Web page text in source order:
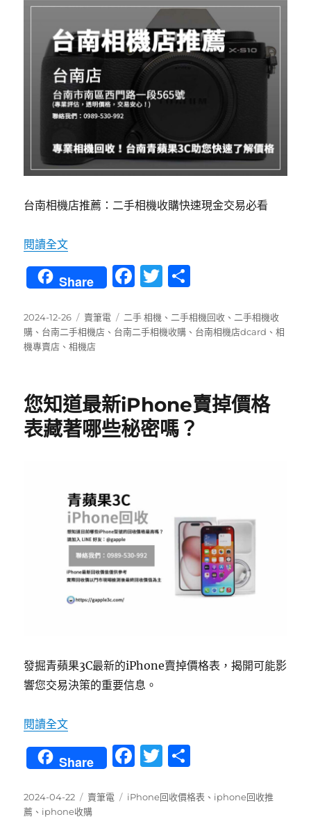
台南相機店推薦：二手相機收購快速現金交易必看
閱讀全文〈想了解台南二手相機價格？青蘋果3C的專業解
Share
F
c
e
o
k
T
it
te
發
佈
日
2024-12-26
分
類
賣筆電
標
籤
二手 相機 、 二手相機回收 、 二手相機收
購 、 台南二手相機店 、 台南二手相機收購 、 台南相機店dcard 、相
機專賣店 、相機店
您知道最新iPhone賣掉價格
表藏著哪些秘密嗎？
發掘青蘋果3C最新的iPhone賣掉價格表，揭開可能影
響您交易決策的重要信息。
閱讀全文〈您知道最新iPhone賣掉價格表藏著哪些秘密嗎
Share
F
c
T
it
發
佈
2024-04-22
分
類
賣筆電
標
iPhone回收價格表 、 iphone回收推
薦 、 iphone收購